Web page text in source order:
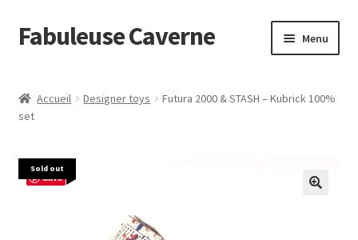
Aller
à
navigation
Aller
au
Fabuleuse Caverne Menu
En boutique
enfant
Superflat Museum Murakami
Accueil Designer toys
Futura 2000 & STASH – Kubrick 100%
set
Sold out
Save